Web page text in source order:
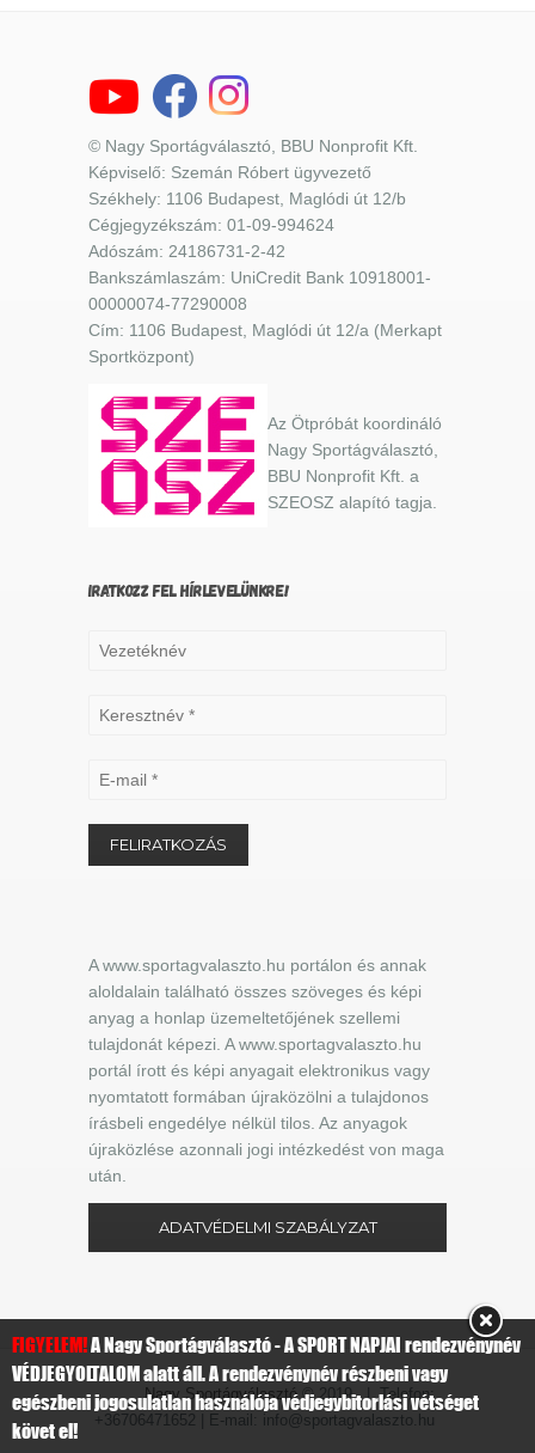
© Nagy Sportágválasztó, BBU Nonprofit Kft.
Képviselő: Szemán Róbert ügyvezető
Székhely: 1106 Budapest, Maglódi út 12/b
Cégjegyzékszám: 01-09-994624
Adószám: 24186731-2-42
Bankszámlaszám: UniCredit Bank 10918001-
00000074-77290008
Cím: 1106 Budapest, Maglódi út 12/a (Merkapt
Sportközpont)
Az Ötpróbát koordináló
Nagy Sportágválasztó,
BBU Nonprofit Kft. a
SZEOSZ alapító tagja.
IRATKOZZ FEL HÍRLEVELÜNKRE!
A www.sportagvalaszto.hu portálon és annak
aloldalain található összes szöveges és képi
anyag a honlap üzemeltetőjének szellemi
tulajdonát képezi. A www.sportagvalaszto.hu
portál írott és képi anyagait elektronikus vagy
nyomtatott formában újraközölni a tulajdonos
írásbeli engedélye nélkül tilos. Az anyagok
újraközlése azonnali jogi intézkedést von maga
után.
ADATVÉDELMI SZABÁLYZAT
Nagy Sportágválasztó© 2019 | Telefon:
+36706471652 | E-mail: info@sportagvalaszto.hu
FIGYELEM!A Nagy Sportágválasztó - A SPORT NAPJAI rendezvénynév
VÉDJEGYOLTALOM alatt áll. A rendezvénynév részbeni vagy
egészbeni jogosulatlan használója védjegybitorlási vétséget
követ el!